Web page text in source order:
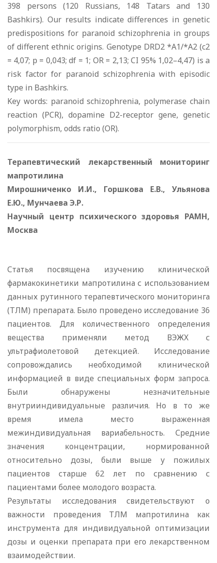
398 persons (120 Russians, 148 Tatars and 130
Bashkirs). Our results indicate differences in genetic
predispositions for paranoid schizophrenia in groups
of different ethnic origins. Genotype DRD2 *A1/*A2 (c2
= 4,07; p = 0,043; df = 1; OR = 2,13; CI 95% 1,02–4,47) is a
risk factor for paranoid schizophrenia with episodic
type in Bashkirs.
Key words: paranoid schizophrenia, polymerase chain
reaction (PCR), dopamine D2-receptor gene, genetic
polymorphism, odds ratio (OR).
Терапевтический лекарственный мониторинг
мапротилина
Мирошниченко И.И., Горшкова Е.В., Ульянова
Е.Ю., Мунчаева Э.Р.
Научный центр психического здоровья РАМН,
Москва
Статья посвящена изучению клинической
фармакокинетики мапротилина с использованием
данных рутинного терапевтического мониторинга
(ТЛМ) препарата. Было проведено исследование 36
пациентов. Для количественного определения
вещества применяли метод ВЭЖХ с
ультрафиолетовой детекцией. Исследование
сопровождались необходимой клинической
информацией в виде специальных форм запроса.
Были обнаружены незначительные
внутрииндивидуальные различия. Но в то же
время имела место выраженная
межиндивидуальная вариабельность. Средние
значения концентрации, нормированной
относительно дозы, были выше у пожилых
пациентов старше 62 лет по сравнению с
пациентами более молодого возраста.
Результаты исследования свидетельствуют о
важности проведения ТЛМ мапротилина как
инструмента для индивидуальной оптимизации
дозы и оценки препарата при его лекарственном
взаимодействии.